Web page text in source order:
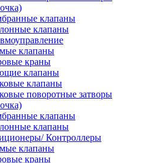
клапаны
клапаны
клапаны
краны
клапаны
клапаны
поворотные затворы
клапаны
клапаны
Контроллеры
клапаны
краны